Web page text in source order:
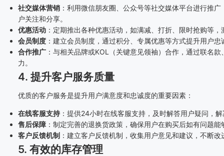
社交媒体营销 ：利用微信朋友圈、公众号等社交媒体平台进行推
户关注和分享。
优惠活动 ：定期推出各种优惠活动，如满减、打折、限时抢购等
会员制度 ：建立会员制度，通过积分、专属优惠等方式提升用户忠
合作推广 ：与相关品牌或KOL（关键意见领袖）合作，通过联名
力。
4. 提升客户服务质量
优质的客户服务是提升用户满意度和忠诚度的重要因素：
在线客服支持 ：提供24小时在线客服支持，及时解答用户疑问，
售后保障 ：制定完善的退换货政策，确保用户在购买后如有问题
客户反馈机制 ：建立客户反馈机制，收集用户意见和建议，不断
5. 有效的库存管理